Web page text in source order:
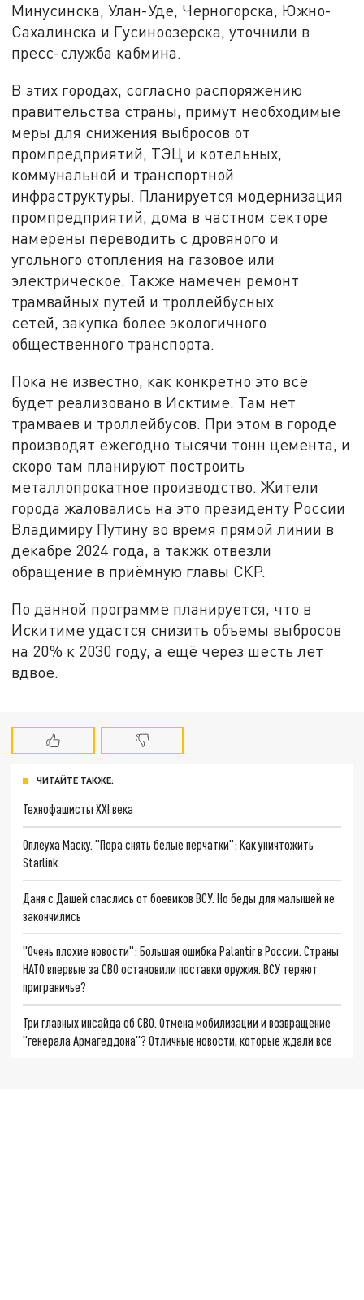
Минусинска, Улан-Уде, Черногорска, Южно-
Сахалинска и Гусиноозерска, уточнили в
пресс-служба кабмина.
В этих городах, согласно распоряжению
правительства страны, примут необходимые
меры для снижения выбросов от
промпредприятий, ТЭЦ и котельных,
коммунальной и транспортной
инфраструктуры. Планируется модернизация
промпредприятий, дома в частном секторе
намерены переводить с дровяного и
угольного отопления на газовое или
электрическое. Также намечен ремонт
трамвайных путей и троллейбусных
сетей, закупка более экологичного
общественного транспорта.
Пока не известно, как конкретно это всё
будет реализовано в Исктиме. Там нет
трамваев и троллейбусов. При этом в городе
производят ежегодно тысячи тонн цемента, и
скоро там планируют построить
металлопрокатное производство. Жители
города жаловались на это президенту России
Владимиру Путину во время прямой линии в
декабре 2024 года, а такжк отвезли
обращение в приёмную главы СКР.
По данной программе планируется, что в
Искитиме удастся снизить объемы выбросов
на 20% к 2030 году, а ещё через шесть лет
вдвое.
ЧИТАЙТЕ ТАКЖЕ:
Технофашисты XXI века
Оплеуха Маску. "Пора снять белые перчатки": Как уничтожить
Starlink
Даня с Дашей спаслись от боевиков ВСУ. Но беды для малышей не
закончились
"Очень плохие новости": Большая ошибка Palantir в России. Страны
НАТО впервые за СВО остановили поставки оружия. ВСУ теряют
приграничье?
Три главных инсайда об СВО. Отмена мобилизации и возвращение
"генерала Армагеддона"? Отличные новости, которые ждали все